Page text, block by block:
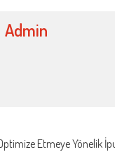
Admin
Etmeye Yönelik